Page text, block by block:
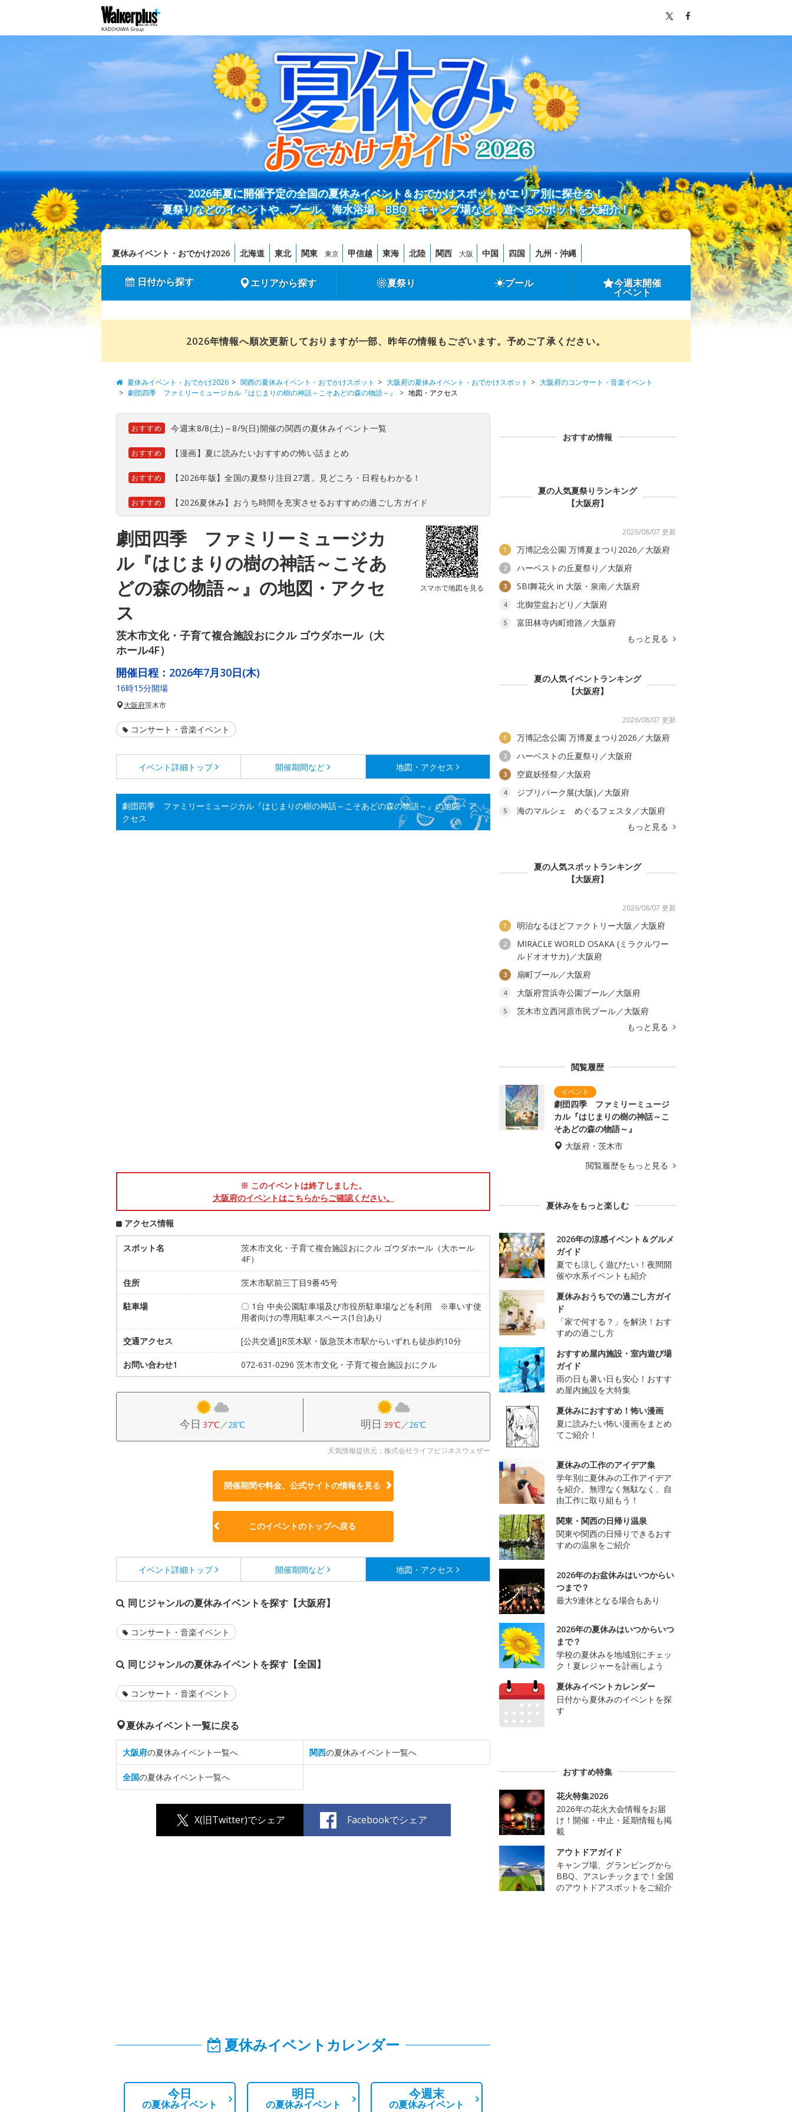
2026年夏に開催予定の全国の夏休みイベント＆おでかけスポットがエリア別に探せる！
夏祭りなどのイベントや、プール、海水浴場、BBQ・キャンプ場など、遊べるスポットを大紹介！
夏休みイベント・おでかけ2026 北海道 東北 関東 東京 甲信越 東海 北陸 関西 大阪 中国 四国 九州・沖縄
日付から探す エリアから探す 夏祭り プール 今週末開催
イベント
2026年情報へ順次更新しておりますが一部、昨年の情報もございます。予めご了承ください。
夏休みイベント・おでかけ2026 関西の夏休みイベント・おでかけスポット 大阪府の夏休みイベント・おでかけスポット
大阪府のコンサート・音楽イベント
劇団四季 ファミリーミュージカル『はじまりの樹の神話～こそあどの森の物語～』
地図・アクセス
おすすめ 今週末8/8(土)～8/9(日)開催の関西の夏休みイベント一覧
おすすめ 【漫画】夏に読みたいおすすめの怖い話まとめ
おすすめ 【2026年版】全国の夏祭り注目27選。見どころ・日程もわかる！
おすすめ 【2026夏休み】おうち時間を充実させるおすすめの過ごし方ガイド
劇団四季 ファミリーミュージカ
ル『はじまりの樹の神話～こそあ
どの森の物語～』の地図・アクセ
ス
茨木市文化・子育て複合施設おにクル ゴウダホール（大
ホール4F）
スマホで地図を見る
開催日程： 2026年7月30日(木)
16時15分開場
大阪府茨木市
コンサート・音楽イベント
イベント詳細 トップ 開催期間など 地図・アクセス
劇団四季 ファミリーミュージカル『はじまりの樹の神話～こそあどの森の物語～』の地図・ア
クセス
※ このイベントは終了しました。
大阪府のイベントはこちらからご確認ください。
アクセス情報
スポット名
茨木市文化・子育て複合施設おにクル ゴウダホール（大ホール
4F）
住所 茨木市駅前三丁目9番45号
駐車場
〇 1台 中央公園駐車場及び市役所駐車場などを利用 ※車いす使
用者向けの専用駐車スペース(1台)あり
交通アクセス [公共交通]JR茨木駅・阪急茨木市駅からいずれも徒歩約10分
お問い合わせ1 072-631-0296 茨木市文化・子育て複合施設おにクル
今日 37℃／28℃ 明日 39℃／26℃
天気情報提供元：株式会社ライフビジネスウェザー
開催期間や料金、公式サイトの情報を見る
このイベントのトップへ戻る
イベント詳細 トップ 開催期間など 地図・アクセス
同じジャンルの夏休みイベントを探す【大阪府】
コンサート・音楽イベント
同じジャンルの夏休みイベントを探す【全国】
コンサート・音楽イベント
夏休みイベント一覧に戻る
大阪府の夏休みイベント一覧へ 関西の夏休みイベント一覧へ
全国の夏休みイベント一覧へ
X(旧Twitter)でシェア Facebookでシェア
夏休みイベントカレンダー
今日
の夏休みイベント
明日
の夏休みイベント
今週末
の夏休みイベント
おすすめ情報
夏の人気夏祭りランキング
【大阪府】
2026/08/07 更新
1 万博記念公園 万博夏まつり2026／大阪府
2 ハーベストの丘夏祭り／大阪府
3 SBI舞花火 in 大阪・泉南／大阪府
4 北御堂盆おどり／大阪府
5
富田林寺内町燈路／大阪府
もっと見る
夏の人気イベントランキング
【大阪府】
2026/08/07 更新
1 万博記念公園 万博夏まつり2026／大阪府
2 ハーベストの丘夏祭り／大阪府
3 空庭妖怪祭／大阪府
4 ジブリパーク展(大阪)／大阪府
5
海のマルシェ めぐるフェスタ／大阪府
もっと見る
夏の人気スポットランキング
【大阪府】
2026/08/07 更新
1 明治なるほどファクトリー大阪／大阪府
2
MIRACLE WORLD OSAKA (ミラクルワー
ルドオオサカ)／大阪府
3 扇町プール／大阪府
4 大阪府営浜寺公園プール／大阪府
5
茨木市立西河原市民プール／大阪府
もっと見る
閲覧履歴
劇団四季 ファミリーミュージ
カル『はじまりの樹の神話～こ
そあどの森の物語～』
大阪府・茨木市
閲覧履歴をもっと見る
夏休みをもっと楽しむ
2026年の涼感イベント＆グルメ
ガイド
夏でも涼しく遊びたい！夜間開
催や水系イベントも紹介
夏休みおうちでの過ごし方ガイ
ド
「家で何する？」を解決！おす
すめの過ごし方
おすすめ屋内施設・室内遊び場
ガイド
雨の日も暑い日も安心！おすす
め屋内施設を大特集
夏休みにおすすめ！怖い漫画
夏に読みたい怖い漫画をまとめ
てご紹介！
夏休みの工作のアイデア集
学年別に夏休みの工作アイデア
を紹介。無理なく無駄なく、自
由工作に取り組もう！
関東・関西の日帰り温泉
関東や関西の日帰りできるおす
すめの温泉をご紹介
2026年のお盆休みはいつからい
つまで？
最大9連休となる場合もあり
2026年の夏休みはいつからいつ
まで？
学校の夏休みを地域別にチェッ
ク！夏レジャーを計画しよう
夏休みイベントカレンダー
日付から夏休みのイベントを探
す
おすすめ特集
花火特集2026
2026年の花火大会情報をお届
け！開催・中止・延期情報も掲
載
アウトドアガイド
キャンプ場、グランピングから
BBQ、アスレチックまで！全国
のアウトドアスポットをご紹介